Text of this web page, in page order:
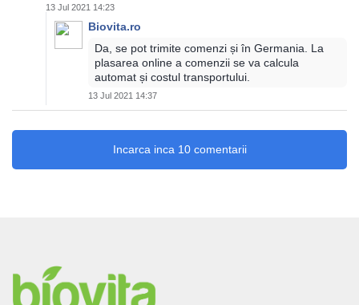
13 Jul 2021 14:23
Biovita.ro
Da, se pot trimite comenzi și în Germania. La
plasarea online a comenzii se va calcula
automat și costul transportului.
13 Jul 2021 14:37
Incarca inca 10 comentarii